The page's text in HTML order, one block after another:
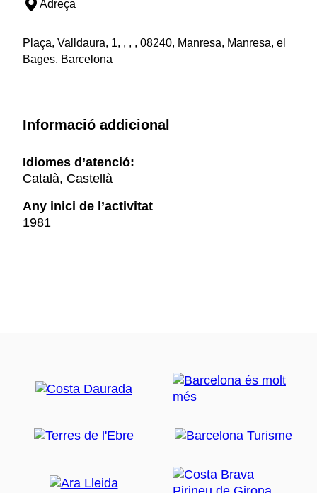
Adreça
Plaça, Valldaura, 1, , , , 08240, Manresa, Manresa, el
Bages, Barcelona
Informació addicional
Idiomes d’atenció:
Català, Castellà
Any inici de l’activitat
1981